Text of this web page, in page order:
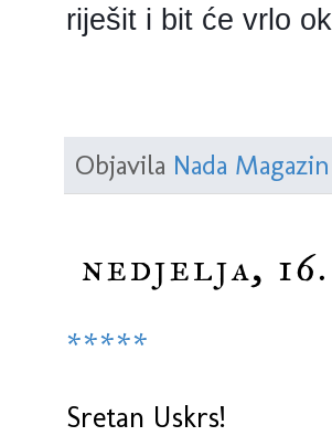
riješit i bit će vrlo
Objavila Nada Magazin
nedjelja,
*****
Sretan Uskrs!